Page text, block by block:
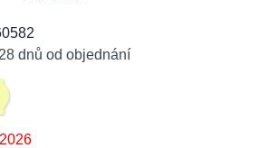
dnů od objednání